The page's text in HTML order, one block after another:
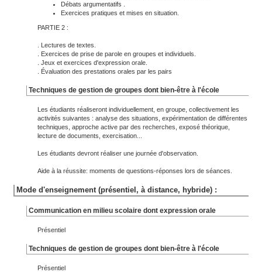
Débats argumentatifs .
Exercices pratiques et mises en situation.
PARTIE 2 :
. Lectures de textes.
. Exercices de prise de parole en groupes et individuels.
. Jeux et exercices d'expression orale.
. Évaluation des prestations orales par les pairs
Techniques de gestion de groupes dont bien-être à l'école
Les étudiants réaliseront individuellement, en groupe, collectivement les
activités suivantes : analyse des situations, expérimentation de différentes
techniques, approche active par des recherches, exposé théorique,
lecture de documents, exercisation...
Les étudiants devront réaliser une journée d'observation.
Aide à la réussite: moments de questions-réponses lors de séances.
Mode d'enseignement (présentiel, à distance, hybride) :
Communication en milieu scolaire dont expression orale
Présentiel
Techniques de gestion de groupes dont bien-être à l'école
Présentiel